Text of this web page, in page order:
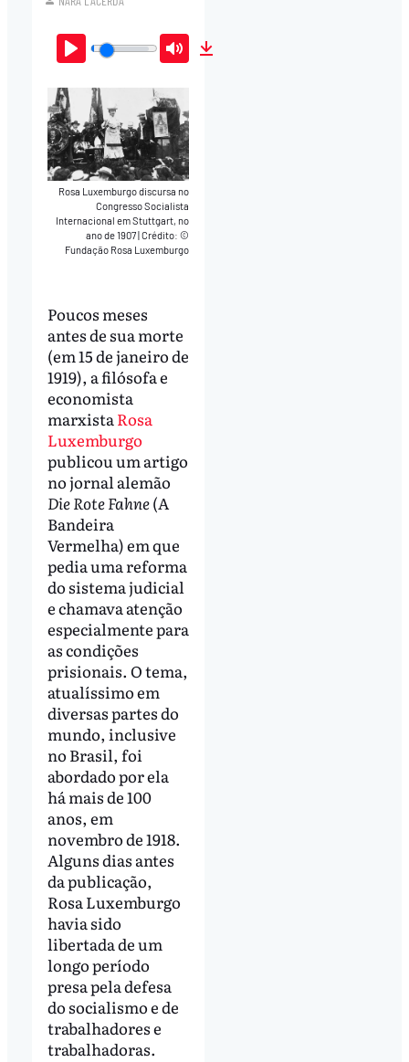
Play Mute
Rosa Luxemburgo discursa no
Congresso Socialista
Internacional em Stuttgart, no
ano de 1907|Crédito: ©
Fundação Rosa Luxemburgo
Poucos meses
antes de sua morte
(em 15 de janeiro de
1919), a filósofa e
economista
marxistaRosa
Luxemburgo
publicou um artigo
no jornal alemão
Die Rote Fahne(A
Bandeira
Vermelha) em que
pedia uma reforma
do sistema judicial
e chamava atenção
especialmente para
as condições
prisionais. O tema,
atualíssimo em
diversas partes do
mundo, inclusive
no Brasil, foi
abordado por ela
há mais de 100
anos, em
novembro de 1918.
Alguns dias antes
da publicação,
Rosa Luxemburgo
havia sido
libertada de um
longo período
presa pela defesa
do socialismo e de
trabalhadores e
trabalhadoras.